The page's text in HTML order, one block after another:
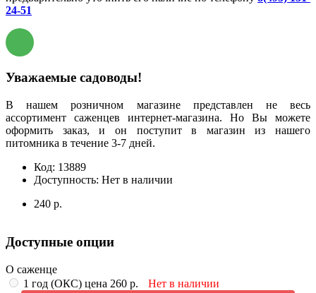
24-51
Уважаемые садоводы!
В нашем розничном магазине представлен не весь
ассортимент саженцев интернет-магазина. Но Вы можете
оформить заказ, и он поступит в магазин из нашего
питомника в течение 3-7 дней.
Код: 13889
Доступность: Нет в наличии
240 р.
Доступные опции
О саженце
1 год (ОКС) цена 260 р.
Нет в наличии